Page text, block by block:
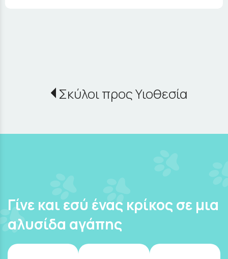
Σκύλοι προς Υιοθεσία
Γίνε και εσύ ένας κρίκος σε μια
αλυσίδα αγάπης